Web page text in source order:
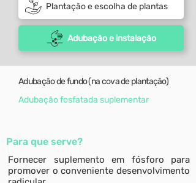
Plantação e escolha de plantas
Adubação e instalação
Adubação de fundo (na cova de plantação)
Adubação fosfatada suplementar
Para que serve?
Fornecer suplemento em fósforo para
promover o conveniente desenvolvimento